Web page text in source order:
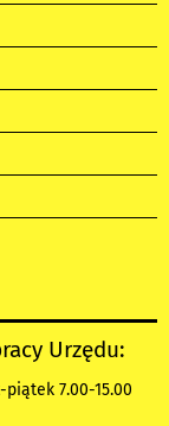
Urzędu:
piątek 7.00-15.00